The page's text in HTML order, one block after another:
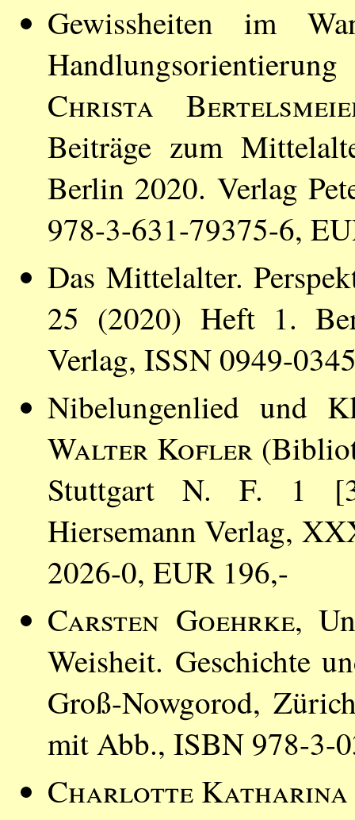
Gewissheiten im
Christa
Beiträge zum
Berlin 2020. Verlag
978-3-631-79375-6,
Das Mittelalter.
25 (2020) Heft 1.
Verlag, ISSN 0949-
Nibelungenlied und
Walter Kofler
Stuttgart N. F. 1
Hiersemann Verlag,
2026-0, EUR 196,-
Carsten Goehrke,
Weisheit. Geschichte
Groß-Nowgorod,
mit Abb., ISBN 978-3-
Charlotte Katharina